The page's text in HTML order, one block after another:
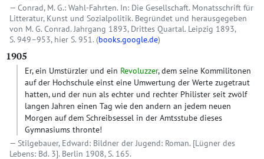
Conrad, M. G.: Wahl-Fahrten. In: Die Gesellschaft. Monatsschrift für
Litteratur, Kunst und Sozialpolitik. Begründet und herausgegeben
von M. G. Conrad. Jahrgang 1893, Drittes Quartal. Leipzig 1893,
S. 949–953, hier S. 951. (books.google.de)
1905
Er, ein Umstürzler und ein Revoluzzer, dem seine Kommilitonen
auf der Hochschule einst eine Umwertung der Werte zugetraut
hatten, und der nun als echter und rechter Philister seit zwölf
langen Jahren einen Tag wie den andern an jedem neuen
Morgen auf dem Schreibsessel in der Amtsstube dieses
Gymnasiums thronte!
Stilgebauer, Edward: Bildner der Jugend: Roman. [Lügner des
Lebens: Bd. 3]. Berlin 1908, S. 165.